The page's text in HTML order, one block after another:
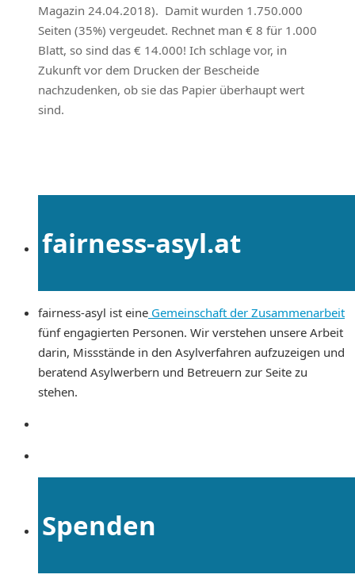
Magazin 24.04.2018). Damit wurden 1.750.000
Seiten (35%) vergeudet. Rechnet man € 8 für 1.000
Blatt, so sind das € 14.000! Ich schlage vor, in
Zukunft vor dem Drucken der Bescheide
nachzudenken, ob sie das Papier überhaupt wert
sind.
fairness-asyl.at
fairness-asyl ist eine Gemeinschaft der Zusammenarbeit
fünf engagierten Personen. Wir verstehen unsere Arbeit
darin, Missstände in den Asylverfahren aufzuzeigen und
beratend Asylwerbern und Betreuern zur Seite zu
stehen.
Spenden